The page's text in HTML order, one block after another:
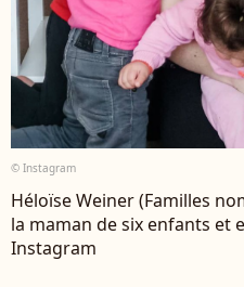
© Instagram
Héloïse Weiner (Familles
la maman de six enfants et
Instagram